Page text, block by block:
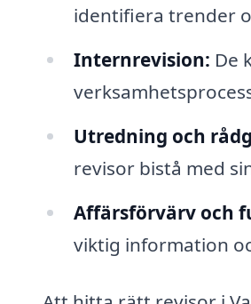
identifiera trender
Internrevision: De
Utredning och
revisor bistå med
Affärsförvärv och
viktig information